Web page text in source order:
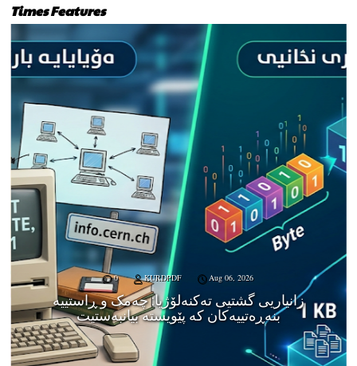
Times Features
0 KURDPDF Aug 06, 2026
زانیاریی گشتیی تەکنەلۆژیا: چەمک و ڕاستییە
بنەڕەتییەکان کە پێویستە بیانبەستیت